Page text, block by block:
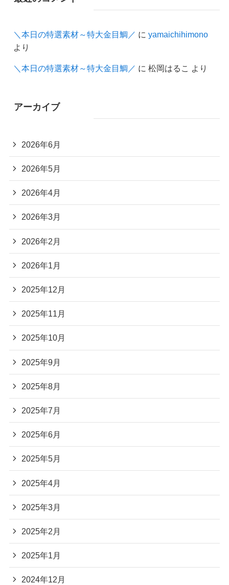
＼本日の特選素材～特大金目鯛／ に yamaichihimono
より
＼本日の特選素材～特大金目鯛／ に 松岡はるこ より
アーカイブ
2026年6月
2026年5月
2026年4月
2026年3月
2026年2月
2026年1月
2025年12月
2025年11月
2025年10月
2025年9月
2025年8月
2025年7月
2025年6月
2025年5月
2025年4月
2025年3月
2025年2月
2025年1月
2024年12月